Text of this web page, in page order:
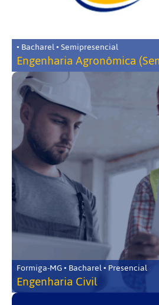
• Bacharel • Semipresencial
Engenharia Agronômica
Formiga-MG • Bacharel • Presencial
Engenharia Civil